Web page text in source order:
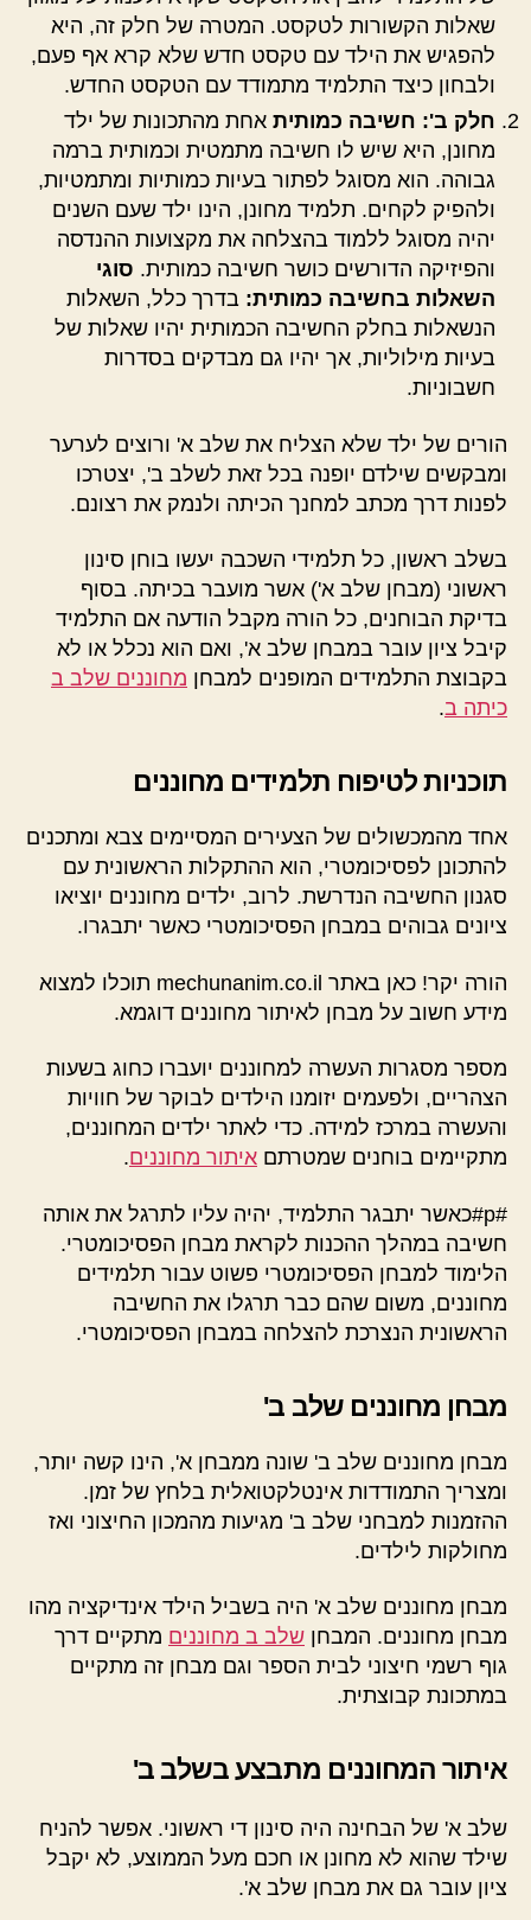
שאלות הקשורות לטקסט. המטרה של חלק זה, היא
להפגיש את הילד עם טקסט חדש שלא קרא אף פעם,
ולבחון כיצד התלמיד מתמודד עם הטקסט החדש.
חלק ב': חשיבה כמותית אחת מהתכונות של ילד
מחונן, היא שיש לו חשיבה מתמטית וכמותית ברמה
גבוהה. הוא מסוגל לפתור בעיות כמותיות ומתמטיות,
ולהפיק לקחים. תלמיד מחונן, הינו ילד שעם השנים
יהיה מסוגל ללמוד בהצלחה את מקצועות ההנדסה
והפיזיקה הדורשים כושר חשיבה כמותית. סוגי
השאלות בחשיבה כמותית: בדרך כלל, השאלות
הנשאלות בחלק החשיבה הכמותית יהיו שאלות של
בעיות מילוליות, אך יהיו גם מבדקים בסדרות
חשבוניות.
הורים של ילד שלא הצליח את שלב א' ורוצים לערער
ומבקשים שילדם יופנה בכל זאת לשלב ב', יצטרכו
לפנות דרך מכתב למחנך הכיתה ולנמק את רצונם.
בשלב ראשון, כל תלמידי השכבה יעשו בוחן סינון
ראשוני (מבחן שלב א') אשר מועבר בכיתה. בסוף
בדיקת הבוחנים, כל הורה מקבל הודעה אם התלמיד
קיבל ציון עובר במבחן שלב א', ואם הוא נכלל או לא
בקבוצת התלמידים המופנים למבחן מחוננים שלב ב
כיתה ב.
תוכניות לטיפוח תלמידים מחוננים
אחד מהמכשולים של הצעירים המסיימים צבא ומתכנים
להתכונן לפסיכומטרי, הוא ההתקלות הראשונית עם
סגנון החשיבה הנדרשת. לרוב, ילדים מחוננים יוציאו
ציונים גבוהים במבחן הפסיכומטרי כאשר יתבגרו.
הורה יקר! כאן באתר mechunanim.co.il תוכלו למצוא
מידע חשוב על מבחן לאיתור מחוננים דוגמא.
מספר מסגרות העשרה למחוננים יועברו כחוג בשעות
הצהריים, ולפעמים יזומנו הילדים לבוקר של חוויות
והעשרה במרכז למידה. כדי לאתר ילדים המחוננים,
מתקיימים בוחנים שמטרתם איתור מחוננים.
#p#כאשר יתבגר התלמיד, יהיה עליו לתרגל את אותה
חשיבה במהלך ההכנות לקראת מבחן הפסיכומטרי.
הלימוד למבחן הפסיכומטרי פשוט עבור תלמידים
מחוננים, משום שהם כבר תרגלו את החשיבה
הראשונית הנצרכת להצלחה במבחן הפסיכומטרי.
מבחן מחוננים שלב ב'
מבחן מחוננים שלב ב' שונה ממבחן א', הינו קשה יותר,
ומצריך התמודדות אינטלקטואלית בלחץ של זמן.
ההזמנות למבחני שלב ב' מגיעות מהמכון החיצוני ואז
מחולקות לילדים.
מבחן מחוננים שלב א' היה בשביל הילד אינדיקציה מהו
מבחן מחוננים. המבחן שלב ב מחוננים מתקיים דרך
גוף רשמי חיצוני לבית הספר וגם מבחן זה מתקיים
במתכונת קבוצתית.
איתור המחוננים מתבצע בשלב ב'
שלב א' של הבחינה היה סינון די ראשוני. אפשר להניח
שילד שהוא לא מחונן או חכם מעל הממוצע, לא יקבל
ציון עובר גם את מבחן שלב א'.